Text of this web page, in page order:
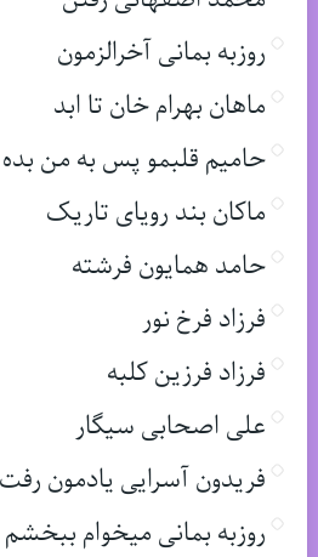
روزبه بمانی آخرالزمون
ماهان بهرام خان تا ابد
حامیم قلبمو پس به من بده
ماکان بند رویای تاریک
حامد همایون فرشته
فرزاد فرخ نور
فرزاد فرزین کلبه
علی اصحابی سیگار
فریدون آسرایی یادمون رفت
روزبه بمانی میخوام